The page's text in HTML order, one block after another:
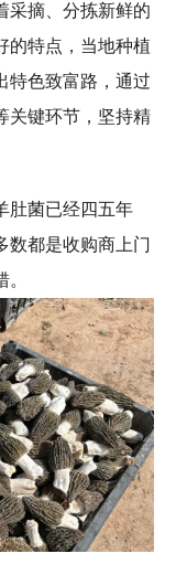
采摘、分拣新鲜的
的特点，当地种植
特色致富路，通过
关键环节，坚持精
肚菌已经四五年
数都是收购商上门